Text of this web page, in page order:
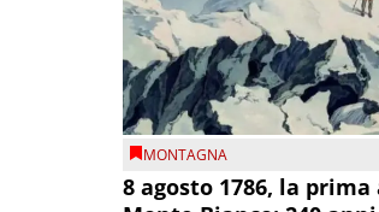
MONTAGNA
8 agosto 1786, la